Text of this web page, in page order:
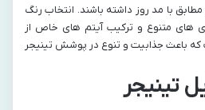
با مد روز داشته باشند. انتخاب رنگ‌
های متنوع و ترکیب آیتم‌ های خاص از
باعث جذابیت و تنوع در پوشش تینیجر
تینیجر